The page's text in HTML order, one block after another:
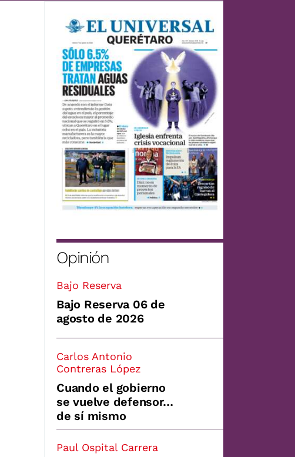
Opinión
Bajo Reserva
Bajo Reserva 06 de
agosto de 2026
Carlos Antonio
Contreras López
Cuando el gobierno
se vuelve defensor…
de sí mismo
Paul Ospital Carrera